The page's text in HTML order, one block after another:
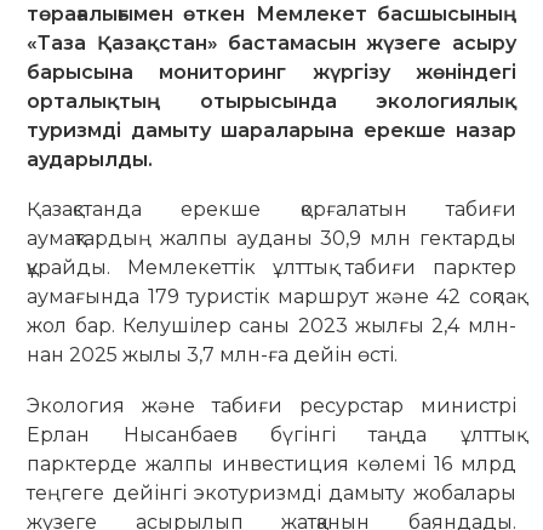
төрағалығымен өткен Мемлекет басшысының
«Таза Қазақстан» бастамасын жүзеге асыру
барысына мониторинг жүргізу жөніндегі
орталықтың отырысында экологиялық
туризмді дамыту шараларына ерекше назар
аударылды.
Қазақстанда ерекше қорғалатын табиғи
аумақтардың жалпы ауданы 30,9 млн гектарды
құрайды. Мемлекеттік ұлттық табиғи парктер
аумағында 179 туристік маршрут және 42 соқпақ
жол бар. Келушілер саны 2023 жылғы 2,4 млн-
нан 2025 жылы 3,7 млн-ға дейін өсті.
Экология және табиғи ресурстар министрі
Ерлан Нысанбаев бүгінгі таңда ұлттық
парктерде жалпы инвестиция көлемі 16 млрд
теңгеге дейінгі экотуризмді дамыту жобалары
жүзеге асырылып жатқанын баяндады.